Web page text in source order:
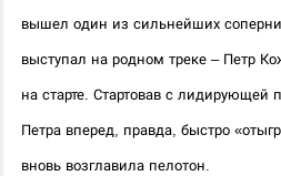
вышел один из сильнейших
выступал на родном треке – Петр
на старте. Стартовав с лидирующей
Петра вперед, правда, быстро
вновь возглавила пелотон.